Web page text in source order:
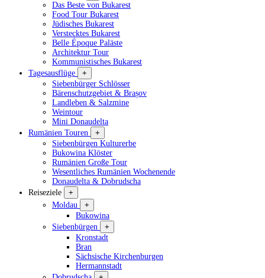
Das Beste von Bukarest
Food Tour Bukarest
Jüdisches Bukarest
Verstecktes Bukarest
Belle Époque Paläste
Architektur Tour
Kommunistisches Bukarest
Tagesausflüge
+
Siebenbürger Schlösser
Bärenschutzgebiet & Brașov
Landleben & Salzmine
Weintour
Mini Donaudelta
Rumänien Touren
+
Siebenbürgen Kulturerbe
Bukowina Klöster
Rumänien Große Tour
Wesentliches Rumänien Wochenende
Donaudelta & Dobrudscha
Reiseziele
+
Moldau
+
Bukowina
Siebenbürgen
+
Kronstadt
Bran
Sächsische Kirchenburgen
Hermannstadt